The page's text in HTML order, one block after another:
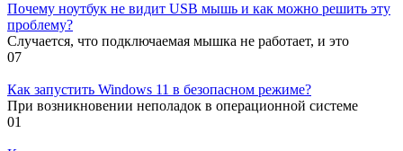
Почему ноутбук не видит USB мышь и как можно решить эту
проблему?
Случается, что подключаемая мышка не работает, и это
07
Как запустить Windows 11 в безопасном режиме?
При возникновении неполадок в операционной системе
01